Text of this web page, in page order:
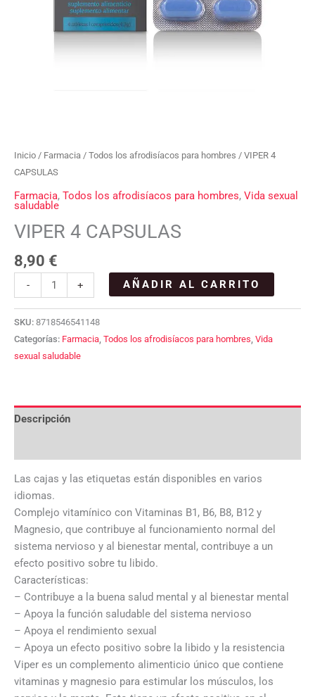
Inicio / Farmacia / Todos los afrodisíacos para hombres / VIPER 4
CAPSULAS
Farmacia, Todos los afrodisíacos para hombres, Vida sexual
saludable
VIPER 4 CAPSULAS
8,90 €
- + AÑADIR AL CARRITO
SKU: 8718546541148
Categorías: Farmacia Todos los afrodisíacos para hombres Vida
sexual saludable
Descripción
Las cajas y las etiquetas están disponibles en varios
idiomas.
Complejo vitamínico con Vitaminas B1, B6, B8, B12 y
Magnesio, que contribuye al funcionamiento normal del
sistema nervioso y al bienestar mental, contribuye a un
efecto positivo sobre tu libido.
Características:
– Contribuye a la buena salud mental y al bienestar mental
– Apoya la función saludable del sistema nervioso
– Apoya el rendimiento sexual
– Apoya un efecto positivo sobre la libido y la resistencia
Viper es un complemento alimenticio único que contiene
vitaminas y magnesio para estimular los músculos, los